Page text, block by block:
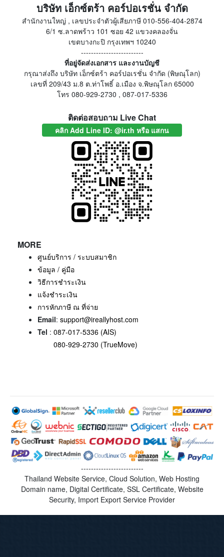
บริษัท เอ็กซ์ตร้า คอร์ปอเรชั่น จำกัด
สำนักงานใหญ่ , เลขประจำตัวผู้เสียภาษี 010-556-404-2874
6/1 ซ.ลาดพร้าว 101 ซอย 42 แขวงคลองจั่น
เขตบางกะปิ กรุงเทพฯ 10240
-------------------------
ที่อยู่จัดส่งเอกสาร และงานบัญชี
กรุณาส่งถึง บริษัท เอ็กซ์ตร้า คอร์ปอเรชั่น จำกัด (พิษณุโลก)
เลขที่ 209/43 ม.8 ต.ท่าโพธิ์ อ.เมือง จ.พิษณุโลก 65000
โทร 080-929-2730 , 087-017-5336
ติดต่อสอบถาม Live Chat
คลิก Add Line ID: @ir.th หรือ แสกน
MORE
ศูนย์บริการ / ระบบสมาชิก
ข้อมูล / คู่มือ
วิธีการชำระเงิน
แจ้งชำระเงิน
การหักภาษี ณ ที่จ่าย
Email: support@ireallyhost.com
Tel : 087-017-5336 (AIS)
080-929-2730 (TrueMove)
-------------------------
Thailand Website Service, Cloud Solution, Web Hosting
Domain name, Digital Certificate, SSL Certificate, Website
Security, Import Export Service Provider